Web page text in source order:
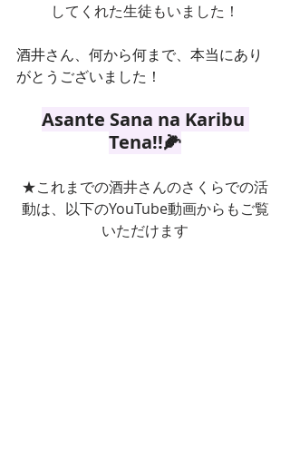
してくれた生徒もいました！
酒井さん、何から何まで、本当にあり
がとうございました！
Asante Sana na Karibu
Tena!!🌽
★これまでの酒井さんのさくらでの活
動は、以下のYouTube動画からもご覧
いただけます